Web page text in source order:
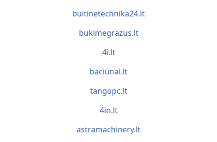
buitinetechnika24.lt
bukimegrazus.lt
4i.lt
baciunai.lt
tangopc.lt
4in.lt
astramachinery.lt